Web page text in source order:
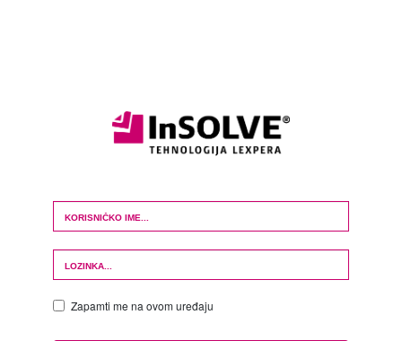
Login Form
Zapamti me na ovom uređaju